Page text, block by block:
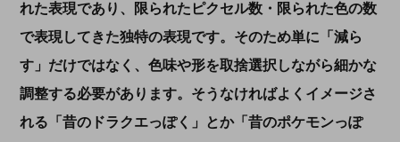
れた表現であり、限られたピクセル数・限られた色の数
で表現してきた独特の表現です。そのため単に「減ら
す」だけではなく、色味や形を取捨選択しながら細かな
調整する必要があります。そうなければよくイメージさ
れる「昔のドラクエっぽく」とか「昔のポケモンっぽ